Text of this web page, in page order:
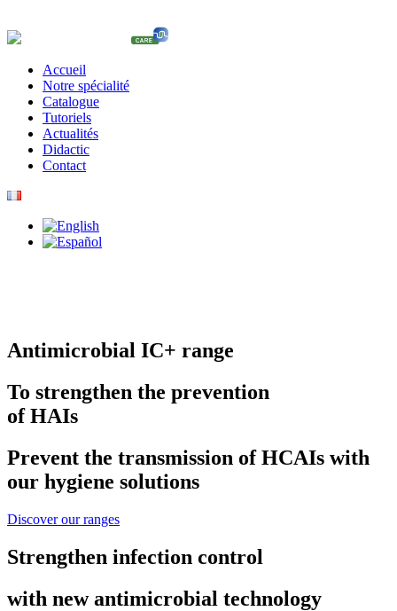
Accueil
Notre spécialité
Catalogue
Tutoriels
Actualités
Didactic
Contact
Antimicrobial IC+ range
To strengthen the prevention
of HAIs
Prevent the transmission of HCAIs with
our hygiene solutions
Discover our ranges
Strengthen infection control
with new antimicrobial technology